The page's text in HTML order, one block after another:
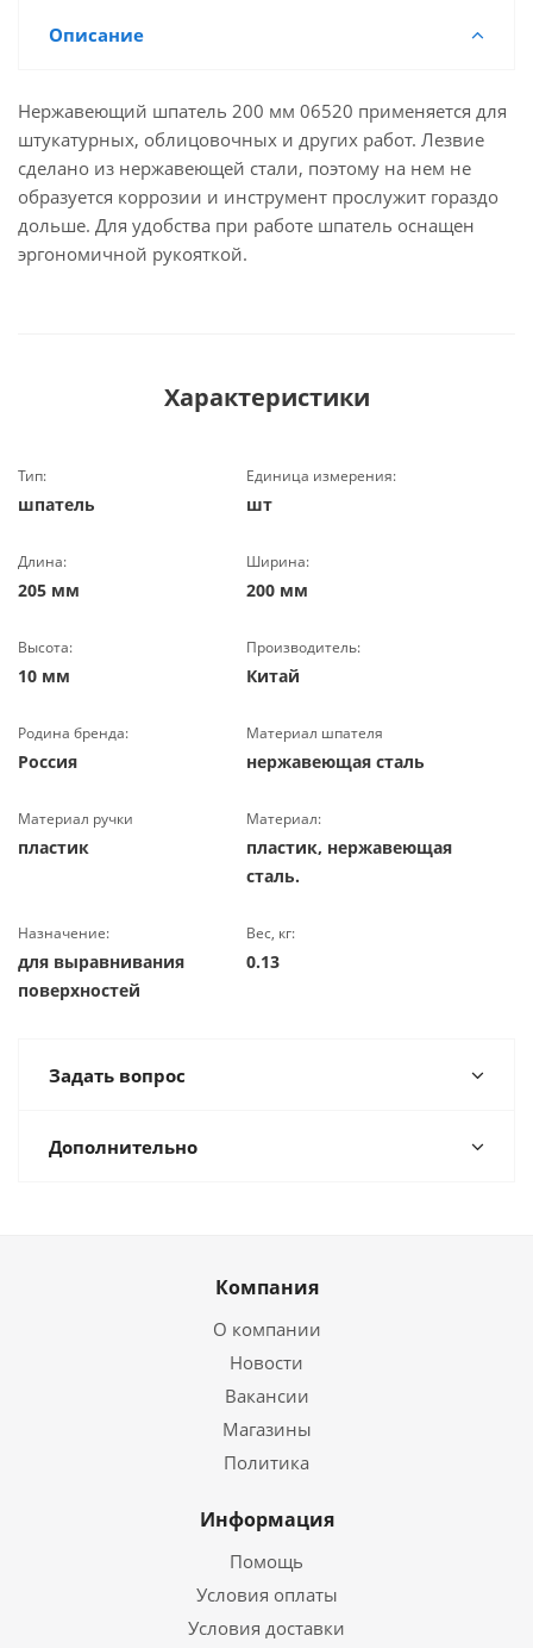
Описание
Нержавеющий шпатель 200 мм 06520 применяется для
штукатурных, облицовочных и других работ. Лезвие
сделано из нержавеющей стали, поэтому на нем не
образуется коррозии и инструмент прослужит гораздо
дольше. Для удобства при работе шпатель оснащен
эргономичной рукояткой.
Характеристики
Тип:
шпатель
Единица измерения:
шт
Длина:
205 мм
Ширина:
200 мм
Высота:
10 мм
Производитель:
Китай
Родина бренда:
Россия
Материал шпателя
нержавеющая сталь
Материал ручки
пластик
Материал:
пластик, нержавеющая
сталь.
Назначение:
для выравнивания
поверхностей
Вес, кг:
0.13
Задать вопрос
Дополнительно
Компания
О компании
Новости
Вакансии
Магазины
Политика
Информация
Помощь
Условия оплаты
Условия доставки